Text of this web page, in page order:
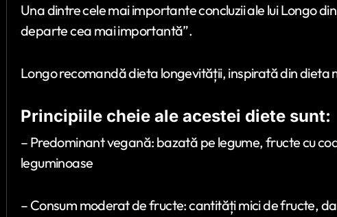
Una dintre cele mai importante concluzii ale lui Longo
departe cea mai importantă”.
Longo recomandă dieta longevității, inspirată din
Principiile cheie ale acestei diete sunt:
– Predominant vegană: bazată pe legume, fructe cu
leguminoase
– Consum moderat de fructe: cantități mici de fructe,